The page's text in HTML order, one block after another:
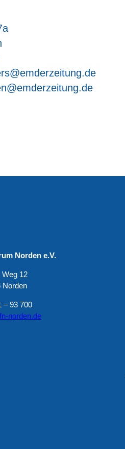
Norden e.V.
Weg 12
Norden
– 93 700
norden.de